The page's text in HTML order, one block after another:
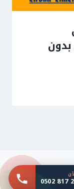
بدون
0502 817